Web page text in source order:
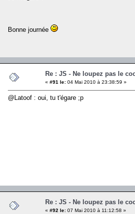
Bonne journée
Re : JS - Ne loupez pas le
« #91 le: 04 Mai 2010 à 23:38:59 »
@Latoof : oui, tu t'égare ;p
Re : JS - Ne loupez pas le
« #92 le: 07 Mai 2010 à 11:12:58 »